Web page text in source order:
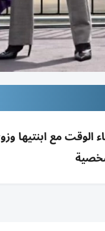
الوقت مع ابنتيها